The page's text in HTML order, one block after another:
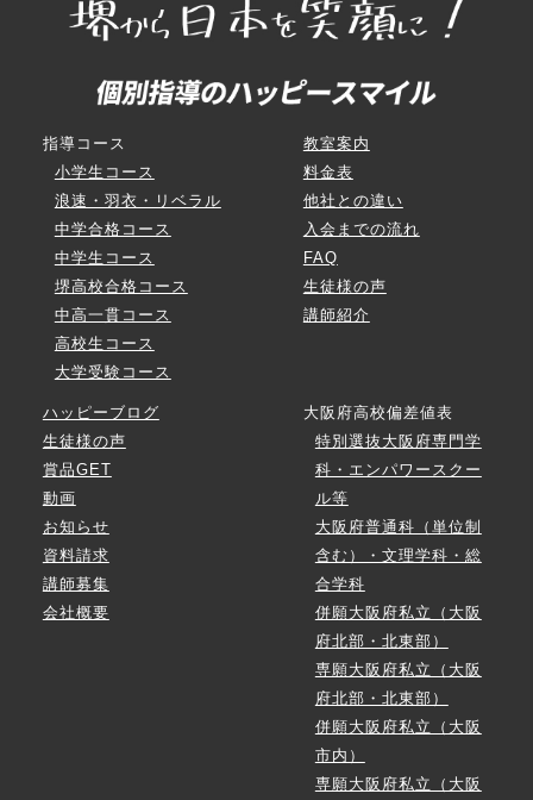
指導コース
小学生コース
浪速・羽衣・リベラル
中学合格コース
中学生コース
堺高校合格コース
中高一貫コース
高校生コース
大学受験コース
教室案内
料金表
他社との違い
入会までの流れ
FAQ
生徒様の声
講師紹介
ハッピーブログ
生徒様の声
賞品GET
動画
お知らせ
資料請求
講師募集
会社概要
大阪府高校偏差値表
特別選抜大阪府専門学
科・エンパワースクー
ル等
大阪府普通科（単位制
含む）・文理学科・総
合学科
併願大阪府私立（大阪
府北部・北東部）
専願大阪府私立（大阪
府北部・北東部）
併願大阪府私立（大阪
市内）
専願大阪府私立（大阪